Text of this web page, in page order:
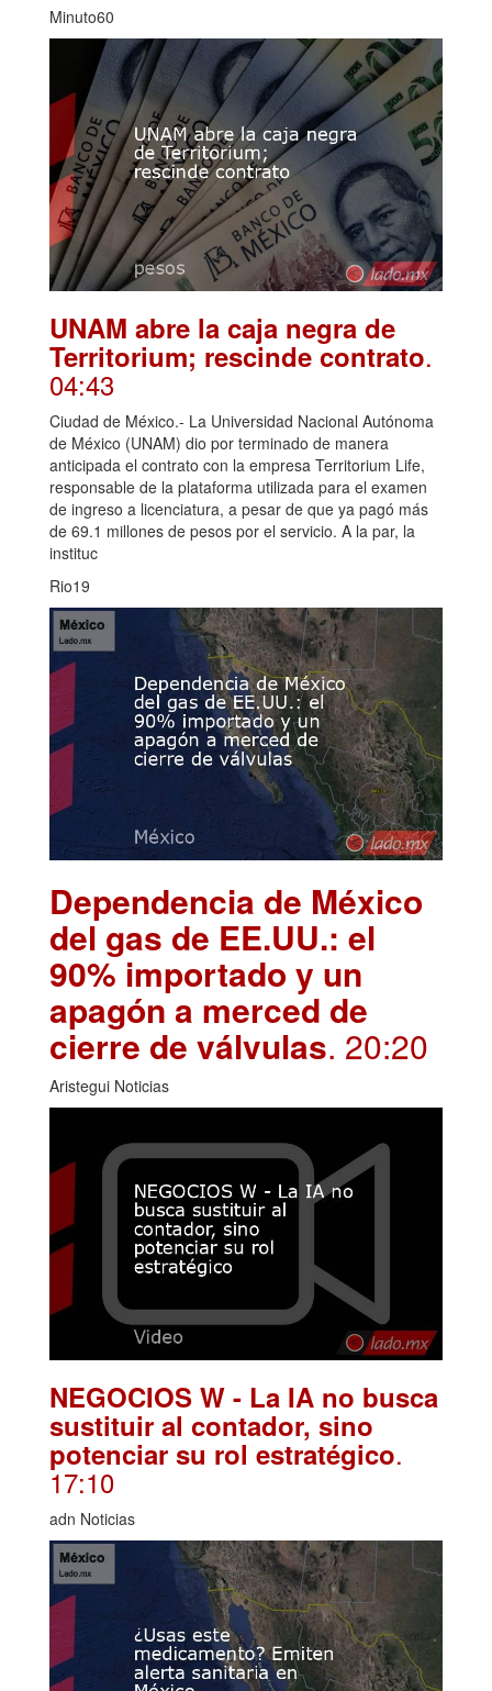
Minuto60
UNAM abre la caja negra de
Territorium; rescinde contrato.
04:43
Ciudad de México.- La Universidad Nacional Autónoma
de México (UNAM) dio por terminado de manera
anticipada el contrato con la empresa Territorium Life,
responsable de la plataforma utilizada para el examen
de ingreso a licenciatura, a pesar de que ya pagó más
de 69.1 millones de pesos por el servicio. A la par, la
instituc
Rio19
Dependencia de México
del gas de EE.UU.: el
90% importado y un
apagón a merced de
cierre de válvulas. 20:20
Aristegui Noticias
NEGOCIOS W - La IA no busca
sustituir al contador, sino
potenciar su rol estratégico.
17:10
adn Noticias